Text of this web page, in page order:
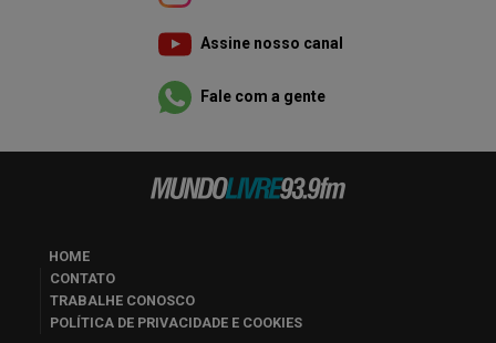
Assine nosso canal
Fale com a gente
HOME
CONTATO
TRABALHE CONOSCO
POLÍTICA DE PRIVACIDADE E COOKIES